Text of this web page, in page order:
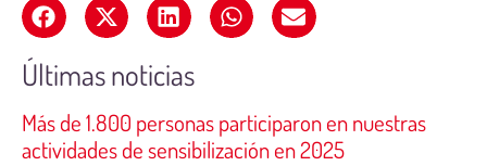
Últimas noticias
Más de 1.800 personas participaron en nuestras
actividades de sensibilización en 2025